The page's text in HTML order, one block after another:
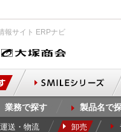
報サイト ERPナビ
業務で探す 製品名で
運送・物流 卸売